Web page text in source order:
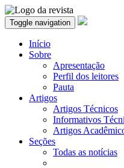
Toggle navigation
Início
Sobre
Apresentação
Perfil dos leitores
Pauta
Artigos
Artigos Técnicos
Informativos
Artigos
Seções
Todas as notícias